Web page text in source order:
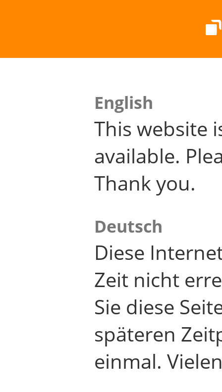
English
This website
available.
Thank you.
Deutsch
Diese
Zeit nicht
Sie diese
späteren
einmal.